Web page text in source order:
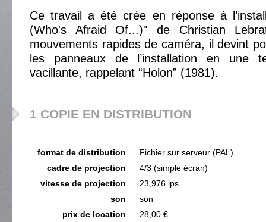
Ce travail a été crée en réponse à
(Who's Afraid Of...)" de Christian
mouvements rapides de caméra, il devint
les panneaux de l’installation en une
vacillante, rappelant “Holon” (1981).
1 COPIE EN DISTRIBUTION
format de distribution
Fichier sur serveur (PAL)
cadre de projection
4/3 (simple écran)
vitesse de projection
23,976 ips
son
son
prix de location
28,00 €